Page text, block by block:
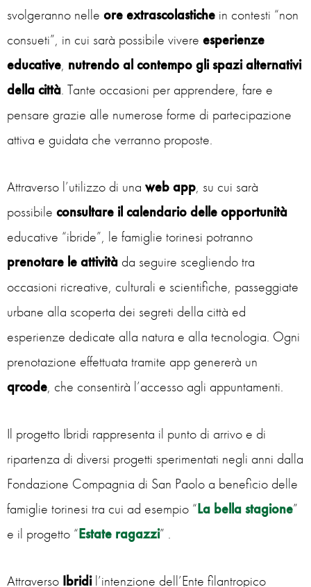
svolgeranno nelle ore extrascolastiche in contesti “non
consueti”, in cui sarà possibile vivere esperienze
educative, nutrendoal contempo gli spazi alternativi
della città. Tante occasioni per apprendere, fare e
pensare grazie alle numerose forme di partecipazione
attiva e guidata che verranno proposte.
Attraverso l’utilizzo di una web app, su cui sarà
possibile consultare il calendario delle opportunità
educative “ibride”, le famiglie torinesi potranno
prenotare le attività da seguire scegliendo tra
occasioni ricreative, culturali e scientifiche, passeggiate
urbane alla scoperta dei segreti della città ed
esperienze dedicate alla natura e alla tecnologia. Ogni
prenotazione effettuata tramite app genererà un
qrcode, che consentirà l’accesso agli appuntamenti.
Il progetto Ibridi rappresenta il punto di arrivo e di
ripartenza di diversi progetti sperimentati negli anni dalla
Fondazione Compagnia di San Paolo a beneficio delle
famiglie torinesi tra cui ad esempio “La bella stagione”
e il progetto “Estate ragazzi” .
Attraverso Ibridil’intenzione dell’Ente filantropico